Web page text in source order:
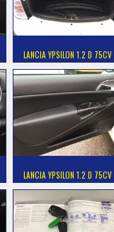
LANCIA YPSILON 1.2 D 75CV …
LANCIA YPSILON 1.2 D 75CV …